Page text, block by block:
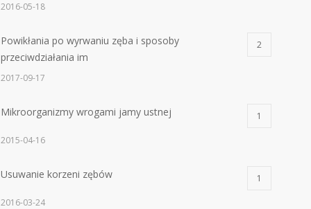
2016-05-18
Powikłania po wyrwaniu zęba i sposoby
przeciwdziałania im
2
2017-09-17
Mikroorganizmy wrogami jamy ustnej 1
2015-04-16
Usuwanie korzeni zębów 1
2016-03-24